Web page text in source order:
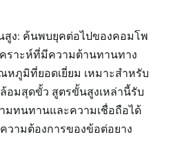
สูง: ค้นพบยุคต่อไปของคอมโพ
คราะห์ที่มีความต้านทานทาง
หภูมิที่ยอดเยี่ยม เหมาะสำหรับ
อมสุดขั้ว สูตรขั้นสูงเหล่านี้รับ
มทนทานและความเชื่อถือได้
วามต้องการของข้อต่อยาง